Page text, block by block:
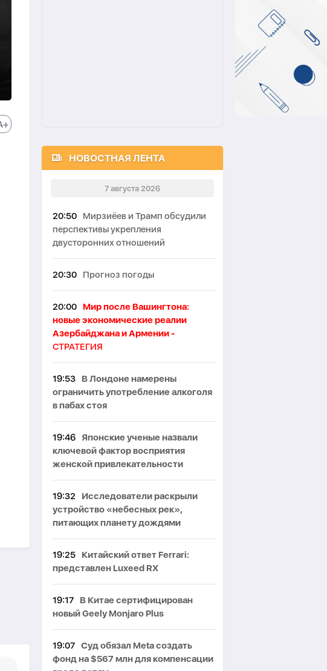
НОВОСТНАЯ ЛЕНТА
7 августа 2026
20:50
Мирзиёев и Трамп обсудили
перспективы укрепления
двусторонних отношений
20:30 Прогноз погоды
20:00
Мир после Вашингтона:
новые экономические реалии
Азербайджана и Армении -
СТРАТЕГИЯ
19:53
В Лондоне намерены
ограничить употребление алкоголя
в пабах стоя
19:46 Японские ученые назвали
ключевой фактор восприятия
женской привлекательности
19:32
Исследователи раскрыли
устройство «небесных рек»,
питающих планету дождями
19:25
Китайский ответ Ferrari:
представлен Luxeed RX
19:17
В Китае сертифицирован
новый Geely Monjaro Plus
19:07 Суд обязал Meta создать
фонд на $567 млн для компенсации